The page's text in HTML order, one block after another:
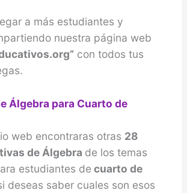
a más estudiantes y
nuestra página web
con todos tus
Álgebra para Cuarto de
web encontraras otras 28
de Álgebra de los temas
estudiantes de cuarto de
deseas saber cuales son esos